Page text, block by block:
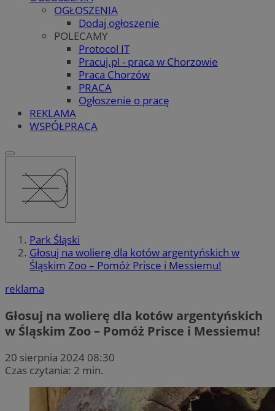
OGŁOSZENIA
Dodaj ogłoszenie
POLECAMY
Protocol IT
Pracuj.pl - praca w Chorzowie
Praca Chorzów
PRACA
Ogłoszenie o pracę
REKLAMA
WSPÓŁPRACA
Park Śląski
Głosuj na wolierę dla kotów argentyńskich w
Śląskim Zoo – Pomóż Prisce i Messiemu!
reklama
Głosuj na wolierę dla kotów argentyńskich
w Śląskim Zoo – Pomóż Prisce i Messiemu!
20 sierpnia 2024 08:30
Czas czytania: 2 min.